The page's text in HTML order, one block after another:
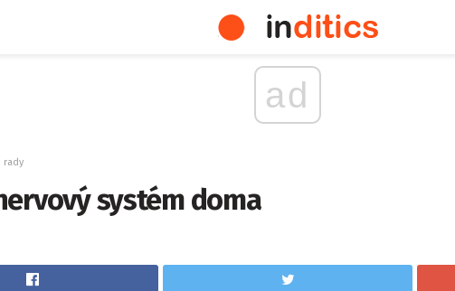
ad
rady
systém doma